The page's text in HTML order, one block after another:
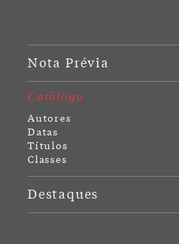
Nota Prévia
Catálogo
Autores
Datas
Títulos
Classes
Destaques